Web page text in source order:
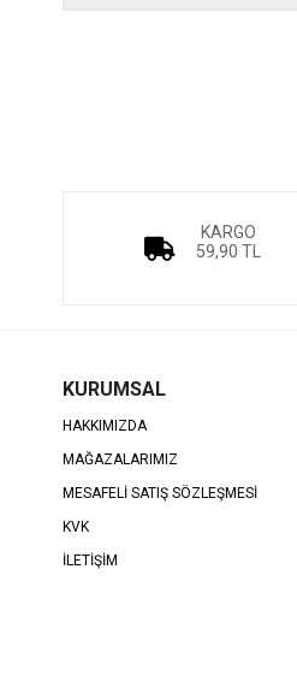
KARGO
59,90 TL
KURUMSAL
HAKKIMIZDA
MAĞAZALARIMIZ
MESAFELİ SATIŞ SÖZLEŞMESİ
KVK
İLETİŞİM